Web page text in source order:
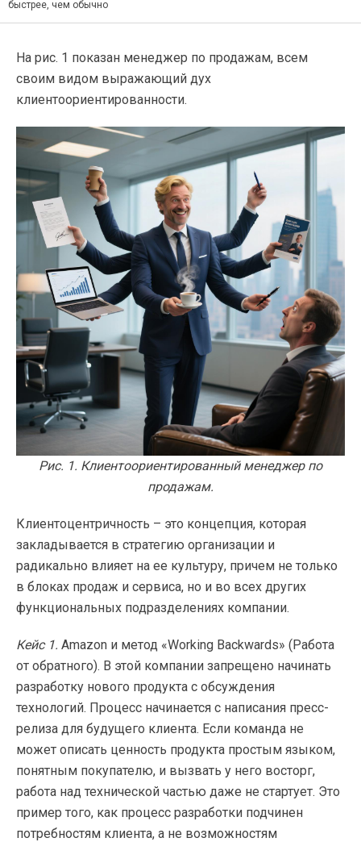
быстрее, чем обычно
На рис. 1 показан менеджер по продажам, всем
своим видом выражающий дух
клиентоориентированности.
Рис. 1. Клиентоориентированный менеджер по
продажам.
Клиентоцентричность – это концепция, которая
закладывается в стратегию организации и
радикально влияет на ее культуру, причем не только
в блоках продаж и сервиса, но и во всех других
функциональных подразделениях компании.
Кейс 1. Amazon и метод «Working Backwards» (Работа
от обратного). В этой компании запрещено начинать
разработку нового продукта с обсуждения
технологий. Процесс начинается с написания пресс-
релиза для будущего клиента. Если команда не
может описать ценность продукта простым языком,
понятным покупателю, и вызвать у него восторг,
работа над технической частью даже не стартует. Это
пример того, как процесс разработки подчинен
потребностям клиента, а не возможностям